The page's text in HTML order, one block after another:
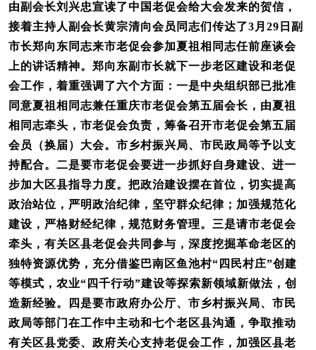
由副会长刘兴忠宣读了中国老促会给大会发来的贺信，
接着主持人副会长黄宗清向会员同志们传达了3月29日副
市长郑向东同志来市老促会参加夏祖相同志任前座谈会
上的讲话精神。郑向东副市长就下一步老区建设和老促
会工作，着重强调了六个方面：一是中央组织部已批准
同意夏祖相同志兼任重庆市老促会第五届会长，由夏祖
相同志牵头，市老促会负责，筹备召开市老促会第五届
会员（换届）大会。市乡村振兴局、市民政局等予以支
持配合。二是要市老促会要进一步抓好自身建设、进一
步加大区县指导力度。把政治建设摆在首位，切实提高
政治站位，严明政治纪律，坚守群众纪律；加强规范化
建设，严格财经纪律，规范财务管理。三是请市老促会
牵头，有关区县老促会共同参与，深度挖掘革命老区的
独特资源优势，充分借鉴巴南区鱼池村“四民村庄”创建
等模式，农业“四千行动”建设等探索新领域新做法，创
造新经验。四是要市政府办公厅、市乡村振兴局、市民
政局等部门在工作中主动和七个老区县沟通，争取推动
有关区县党委、政府关心支持老促会工作，加强区县老